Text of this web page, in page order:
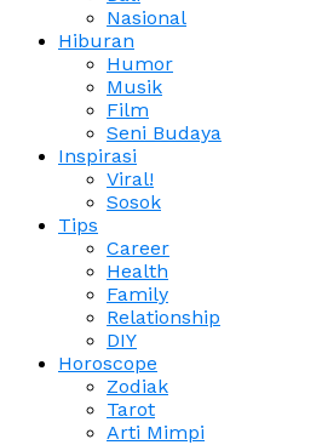
Nasional
Hiburan
Humor
Musik
Film
Seni Budaya
Inspirasi
Viral!
Sosok
Tips
Career
Health
Family
Relationship
DIY
Horoscope
Zodiak
Tarot
Arti Mimpi